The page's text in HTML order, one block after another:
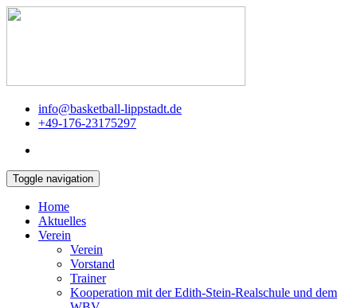
info@basketball-lippstadt.de
+49-176-23175297
Toggle navigation
Home
Aktuelles
Verein
Verein
Vorstand
Trainer
Kooperation mit der Edith-Stein-Realschule und dem